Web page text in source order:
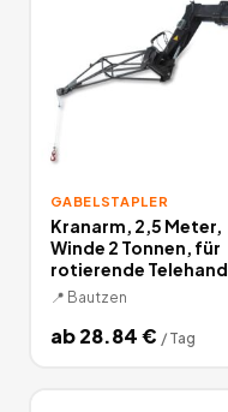
GABELSTAPLER
Kranarm, 2,5 Meter,
Winde 2 Tonnen, für
rotierende
📍 Bautzen
ab28.84€ / Tag